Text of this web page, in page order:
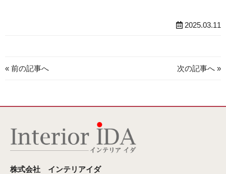
2025.03.11
« 前の記事へ 次の記事へ »
株式会社 インテリアイダ